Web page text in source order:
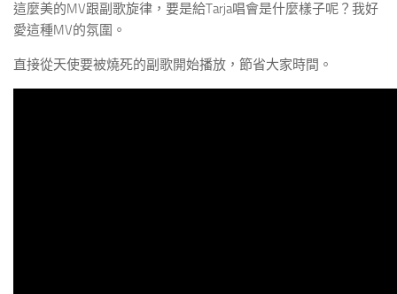
這麼美的MV跟副歌旋律，要是給Tarja唱會是什麼樣子呢？我好
愛這種MV的氛圍。
直接從天使要被燒死的副歌開始播放，節省大家時間。